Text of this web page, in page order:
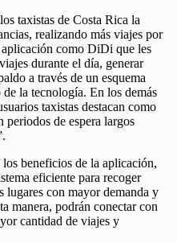
taxistas de Costa Rica la
realizando más viajes por
aplicación como DiDi que les
durante el día, generar
a través de un esquema
la tecnología. En los demás
taxistas destacan como
periodos de espera largos
beneficios de la aplicación,
eficiente para recoger
lugares con mayor demanda y
manera, podrán conectar con
cantidad de viajes y